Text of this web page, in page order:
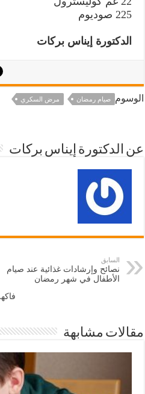
225 صوديوم
الدكتورة إيناس بركات
الوسوم صيام رمضان مرض السكري
عن الدكتورة إيناس بركات
السابق
نصائح وإرشادات غذائية عند صيام
الأطفال في شهر رمضان
مقالات مشابهة